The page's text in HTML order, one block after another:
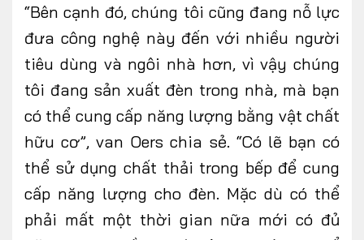
“Bên cạnh đó, chúng tôi cũng đang nỗ lực
đưa công nghệ này đến với nhiều người
tiêu dùng và ngôi nhà hơn, vì vậy chúng
tôi đang sản xuất đèn trong nhà, mà bạn
có thể cung cấp năng lượng bằng vật chất
hữu cơ”, van Oers chia sẻ. “Có lẽ bạn có
thể sử dụng chất thải trong bếp để cung
cấp năng lượng cho đèn. Mặc dù có thể
phải mất một thời gian nữa mới có đủ